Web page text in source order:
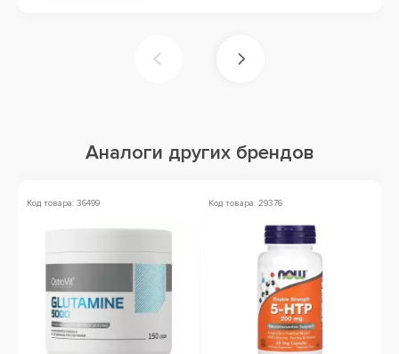
Аналоги других брендов
Код товара: 36499 Код товара: 29376